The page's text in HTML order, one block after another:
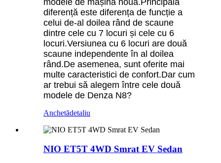
modele de mașină nouă.Principala
diferență este diferența de funcție a
celui de-al doilea rând de scaune
dintre cele cu 7 locuri și cele cu 6
locuri.Versiunea cu 6 locuri are două
scaune independente în al doilea
rând.De asemenea, sunt oferite mai
multe caracteristici de confort.Dar cum
ar trebui să alegem între cele două
modele de Denza N8?
Anchetădetaliu
NIO ET5T 4WD Smrat EV Sedan